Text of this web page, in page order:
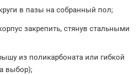
в пазы на собранный пол;
закрепить, стянув стальными
из поликарбоната или гибкой
выбор);